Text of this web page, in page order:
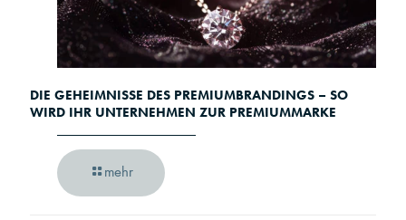
DIE GEHEIMNISSE DES PREMIUMBRANDINGS – SO
WIRD IHR UNTERNEHMEN ZUR PREMIUMMARKE
mehr